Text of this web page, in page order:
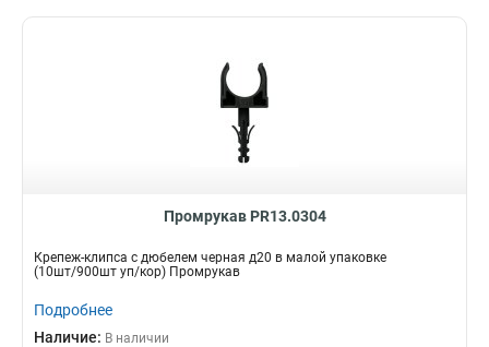
Промрукав PR13.0304
Крепеж-клипса с дюбелем черная д20 в малой упаковке
(10шт/900шт уп/кор) Промрукав
Подробнее
Наличие: В наличии